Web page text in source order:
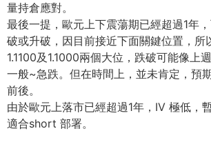
量持倉應對。
最後一提，歐元上下震蕩期已經超過1年
破或升破，因目前接近下面關鍵位置，所
1.1100及1.1000兩個大位，跌破可能像上
一般~急跌。但在時間上，並未肯定，預
前後。
由於歐元上落市已經超過1年，IV 極低，
適合short 部署。